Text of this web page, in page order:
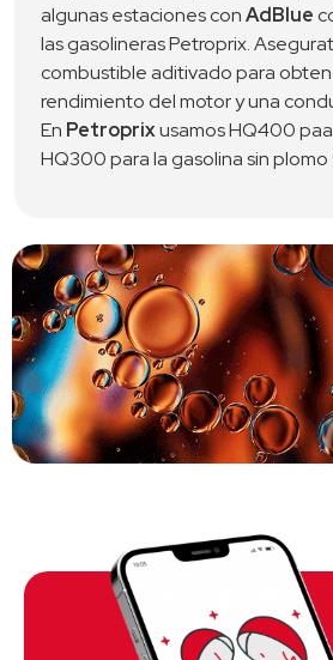
algunas estaciones con AdBlue
las gasolineras Petroprix.
combustible aditivado para
rendimiento del motor y una
En Petroprix usamos HQ400
HQ300 para la gasolina sin plomo